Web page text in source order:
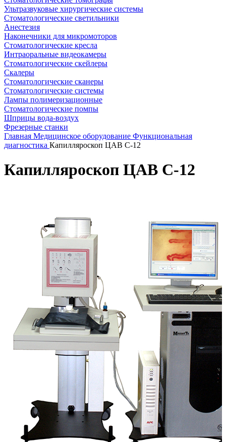
Ультразвуковые хирургические системы
Стоматологические светильники
Анестезия
Наконечники для микромоторов
Стоматологические кресла
Интраоральные видеокамеры
Стоматологические скейлеры
Скалеры
Стоматологические сканеры
Стоматологические системы
Лампы полимеризационные
Стоматологические помпы
Шприцы вода-воздух
Фрезерные станки
Главная Медицинское оборудование Функциональная
диагностика Капилляроскоп ЦАВ С-12
Капилляроскоп ЦАВ С-12